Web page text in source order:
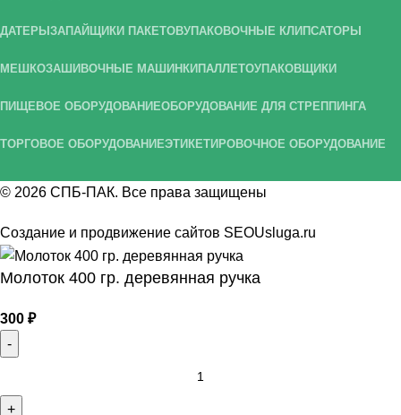
ДАТЕРЫЗАПАЙЩИКИ ПАКЕТОВУПАКОВОЧНЫЕ КЛИПСАТОРЫ
МЕШКОЗАШИВОЧНЫЕ МАШИНКИПАЛЛЕТОУПАКОВЩИКИ
ПИЩЕВОЕ ОБОРУДОВАНИЕОБОРУДОВАНИЕ ДЛЯ СТРЕППИНГА
ТОРГОВОЕ ОБОРУДОВАНИЕЭТИКЕТИРОВОЧНОЕ ОБОРУДОВАНИЕ
© 2026 СПБ-ПАК. Все права защищены
Создание и продвижение сайтов SEOUsluga.ru
Молоток 400 гр. деревянная ручка
300 ₽